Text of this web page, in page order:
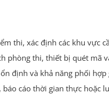
thi, xác định các khu vực
thi, thiết bị quét mã
định và khả năng phối
cáo thời gian thực hoặc